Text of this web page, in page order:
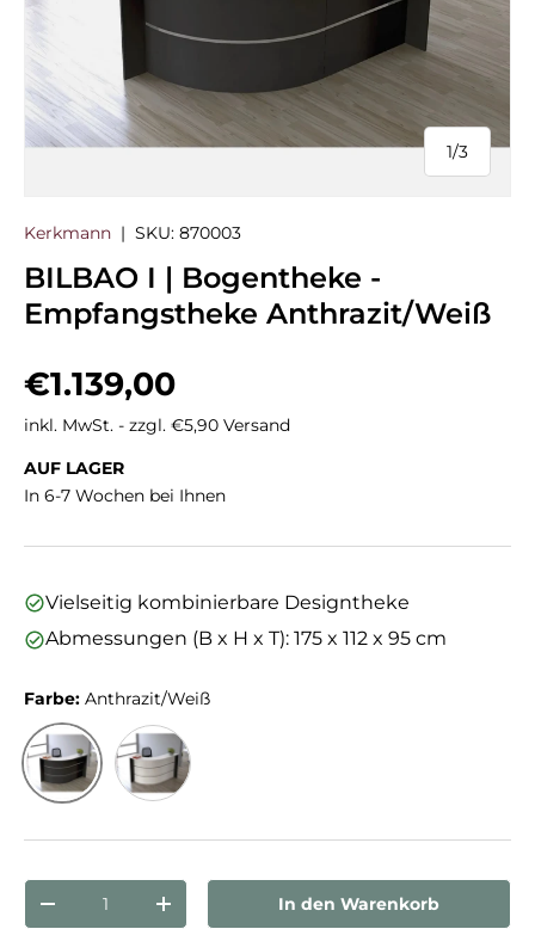
1/
von
3
Kerkmann | SKU: 870003
BILBAO I | Bogentheke -
Empfangstheke Anthrazit/Weiß
Normaler Preis
€1.139,00
inkl. MwSt. - zzgl. €5,90 Versand
AUF LAGER
In 6-7 Wochen bei Ihnen
Vielseitig kombinierbare Designtheke
Abmessungen (B x H x T): 175 x 112 x 95 cm
Farbe: Anthrazit/Weiß
Anthrazit/Weiß
Anzahl
Menge verringernMenge erhöhenIn den Warenkorb